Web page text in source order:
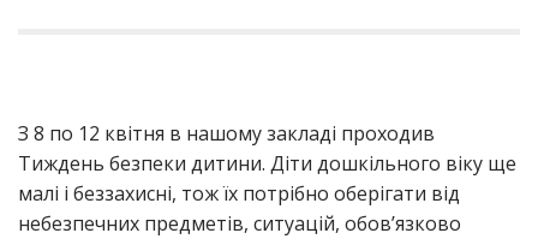
З 8 по 12 квітня в нашому закладі проходив
Тиждень безпеки дитини. Діти дошкільного віку ще
малі і беззахисні, тож їх потрібно оберігати від
небезпечних предметів, ситуацій, обов’язково